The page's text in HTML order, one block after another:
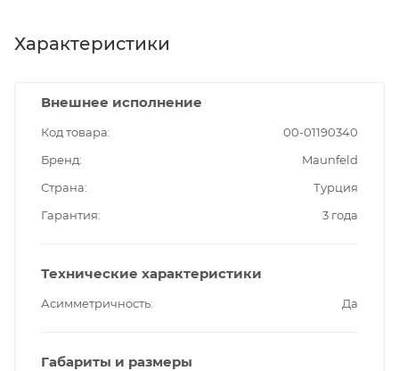
Характеристики
Внешнее исполнение
Код товара
00-01190340
Бренд
Maunfeld
Страна
Турция
Гарантия
3 года
Технические характеристики
Асимметричность Да
Габариты и размеры